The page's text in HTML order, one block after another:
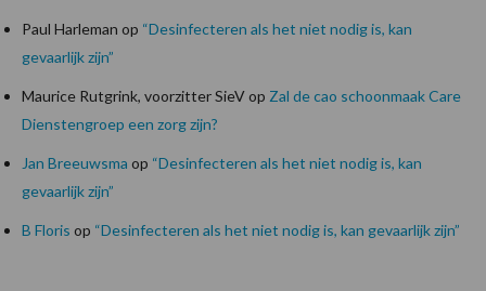
Paul Harleman op “Desinfecteren als het niet nodig is, kan
gevaarlijk zijn”
Maurice Rutgrink, voorzitter SieVop Zal de cao schoonmaak Care
Dienstengroep een zorg zijn?
Jan Breeuwsma op “Desinfecteren als het niet nodig is, kan
gevaarlijk zijn”
B Floris op “Desinfecteren als het niet nodig is, kan gevaarlijk zijn”